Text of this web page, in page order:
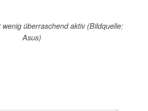
überraschend aktiv (Bildquelle:
Asus)